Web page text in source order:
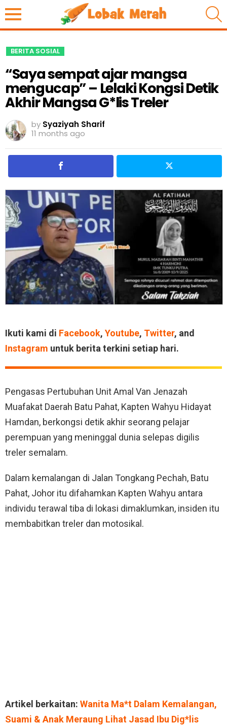
BERITA SOSIAL
“Saya sempat ajar mangsa
mengucap” – Lelaki Kongsi Detik
Akhir Mangsa G*lis Treler
by Syaziyah Sharif
11 months ago
Ikuti kami di Facebook, Youtube, Twitter, and
Instagram untuk berita terkini setiap hari.
Pengasas Pertubuhan Unit Amal Van Jenazah
Muafakat Daerah Batu Pahat, Kapten Wahyu Hidayat
Hamdan, berkongsi detik akhir seorang pelajar
perempuan yang meninggal dunia selepas digilis
treler semalam.
Dalam kemalangan di Jalan Tongkang Pechah, Batu
Pahat, Johor itu difahamkan Kapten Wahyu antara
individu terawal tiba di lokasi dimaklumkan, insiden itu
membabitkan treler dan motosikal.
Artikel berkaitan: Wanita Ma*t Dalam Kemalangan,
Suami & Anak Meraung Lihat Jasad Ibu Dig*lis